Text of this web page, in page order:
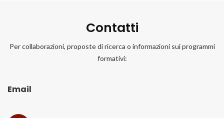
Contatti
Per collaborazioni, proposte di ricerca o informazioni sui programmi
formativi:
Email